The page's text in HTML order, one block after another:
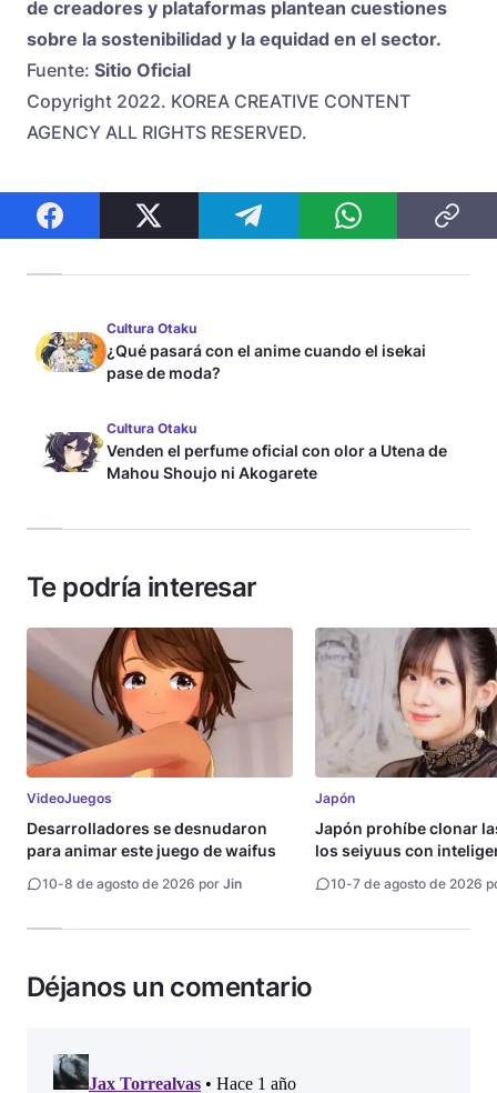
de creadores y plataformas plantean cuestiones
sobre la sostenibilidad y la equidad en el sector.
Fuente: Sitio Oficial
Copyright 2022. KOREA CREATIVE CONTENT
AGENCY ALL RIGHTS RESERVED.
Cultura Otaku
¿Qué pasará con el anime cuando el isekai
pase de moda?
Cultura Otaku
Venden el perfume oficial con olor a Utena de
Mahou Shoujo ni Akogarete
Te podría interesar
VideoJuegos
Desarrolladores se desnudaron
para animar este juego de waifus
10-8 de agosto de 2026 por Jin
Japón
Japón prohíbe clonar
los seiyuus con
10-7 de agosto de 2026
Déjanos un comentario